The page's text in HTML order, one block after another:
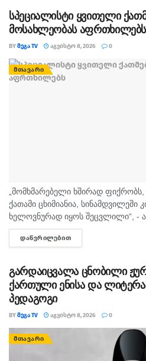
სპეციალისტი ყვითელი
მოსახლეობას აფრთხილებს
BYᲛᲔᲒᲐ TV ᲐᲒᲕᲘᲡᲢᲝ 8, 2026 0
ᲛᲗᲐᲕᲐᲠᲘ
„მომხმარებელი ხშირად
ქათამი ცხიმიანია, სინამდვილეში
ხელოვნურად იყოს შეცვლილი“, -
სურსათის უვნებლობის
საუბრობს. „ბაზარი ითხოვს, რომ
ᲓᲐᲬᲕᲠᲘᲚᲔᲑᲘᲗ
გარდაიცვალა ცნობილი
ქართული ენისა და
პედაგოგი
BYᲛᲔᲒᲐ TV ᲐᲒᲕᲘᲡᲢᲝ 8, 2026 0
ᲛᲗᲐᲕᲐᲠᲘ